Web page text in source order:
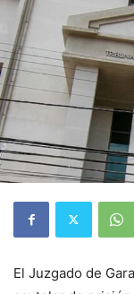
El Juzgado de